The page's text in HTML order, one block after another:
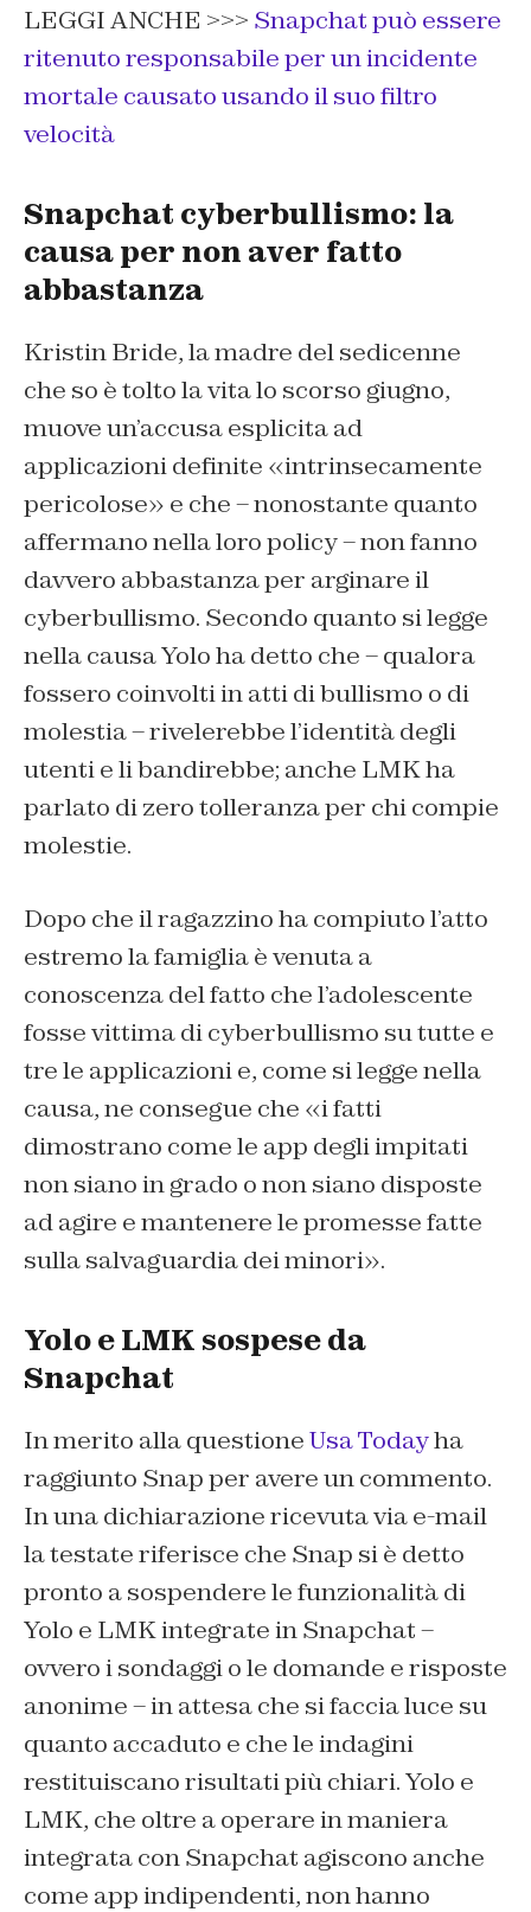
LEGGI ANCHE >>> Snapchat può essere
ritenuto responsabile per un incidente
mortale causato usando il suo filtro
velocità
Snapchat cyberbullismo: la
causa per non aver fatto
abbastanza
Kristin Bride, la madre del sedicenne
che so è tolto la vita lo scorso giugno,
muove un’accusa esplicita ad
applicazioni definite «intrinsecamente
pericolose» e che – nonostante quanto
affermano nella loro policy – non fanno
davvero abbastanza per arginare il
cyberbullismo. Secondo quanto si legge
nella causa Yolo ha detto che – qualora
fossero coinvolti in atti di bullismo o di
molestia – rivelerebbe l’identità degli
utenti e li bandirebbe; anche LMK ha
parlato di zero tolleranza per chi compie
molestie.
Dopo che il ragazzino ha compiuto l’atto
estremo la famiglia è venuta a
conoscenza del fatto che l’adolescente
fosse vittima di cyberbullismo su tutte e
tre le applicazioni e, come si legge nella
causa, ne consegue che «i fatti
dimostrano come le app degli impitati
non siano in grado o non siano disposte
ad agire e mantenere le promesse fatte
sulla salvaguardia dei minori».
Yolo e LMK sospese da
Snapchat
In merito alla questioneUsa Todayha
raggiunto Snap per avere un commento.
In una dichiarazione ricevuta via e-mail
la testate riferisce che Snap si è detto
pronto a sospendere le funzionalità di
Yolo e LMK integrate in Snapchat –
ovvero i sondaggi o le domande e risposte
anonime – in attesa che si faccia luce su
quanto accaduto e che le indagini
restituiscano risultati più chiari. Yolo e
LMK, che oltre a operare in maniera
integrata con Snapchat agiscono anche
come app indipendenti, non hanno